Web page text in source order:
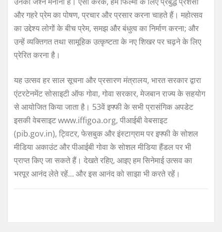
और गहरे प्रेम का पोषण, प्रचार और प्रसार करना चाहते हैं। महोत्सव
का उद्देश्य लोगों के बीच प्रेम, समझ और बंधुत्व का निर्माण करना; और
उन्हें व्यक्तिगत तथा सामूहिक उत्कृष्टता के नए शिखर पर चढ़ने के लिए
प्रेरित करना है।
यह उत्सव हर साल सूचना और प्रसारण मंत्रालय, भारत सरकार द्वारा
एंटरटेनमेंट सोसाइटी ऑफ गोवा, गोवा सरकार, मेजबान राज्य के सहयोग
से आयोजित किया जाता है। 53वें इफ्फी के सभी प्रासंगिक अपडेट
इसकी वेबसाइट www.iffigoa.org, पीआईबी वेबसाइट
(pib.gov.in), ट्विटर, फेसबुक और इंस्टाग्राम पर इफ्फी के सोशल
मीडिया अकाउंट और पीआईबी गोवा के सोशल मीडिया हैंडल पर भी
प्राप्त किए जा सकते हैं। देखते रहिए, आइए हम सिनेमाई उत्सव का
भरपूर आनंद लेते रहें… और इस आनंद को साझा भी करते रहें।